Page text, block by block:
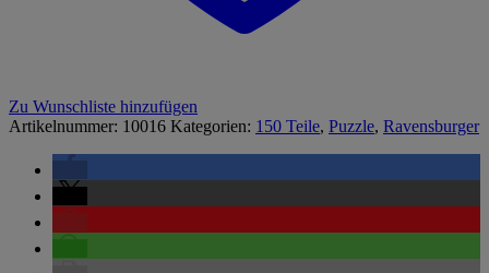
Zu Wunschliste hinzufügen
Artikelnummer: 10016 Kategorien: 150 Teile, Puzzle, Ravensburger